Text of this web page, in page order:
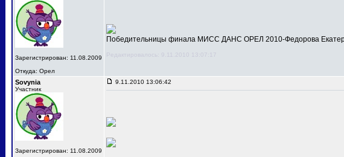
Зарегистрирован: 11.08.2009
Откуда: Орел
Победительницы финала МИСС ДАНС ОРЕЛ 2010-Федорова
Редактировалось: 9.11.2010 13:07:17
Sovynia
Участник
Зарегистрирован: 11.08.2009
9.11.2010 13:06:42